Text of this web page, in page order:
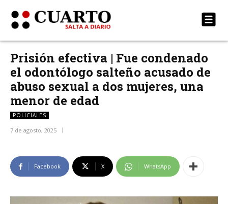
Prisión efectiva | Fue condenado
el odontólogo salteño acusado de
abuso sexual a dos mujeres, una
menor de edad
POLICIALES
7 de agosto, 2025
Facebook X WhatsApp